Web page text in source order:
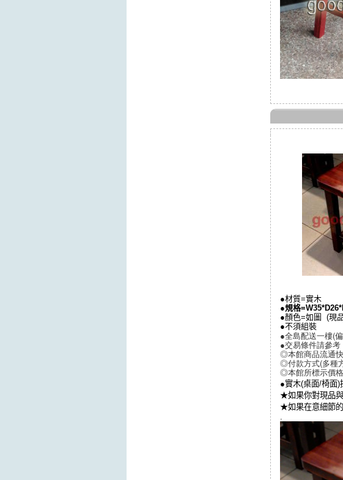
●材質=實木
●規格
●顏色=如圖 (現
●不須組裝
●全島配送一樓(
●交易條件請參
◎本館商品流通
◎付款方式(多種
◎本館所標示價
●實木(桌面/椅面)
★如果你對現品
★如果在意細節
.